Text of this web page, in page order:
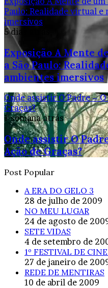
Paulo: Realidade virtual e
imersivos
5 dias atrás
Exposição A Mente
a São Paulo:
ambientes imersivos
Onde assistir O Padre –
Graças?
1 semana atrás
Onde assistir O
Ação de Graças?
Post Popular
A ERA DO GELO 3
28 de julho de 2009
NO MEU LUGAR
24 de agosto de
SETE VIDAS
4 de setembro de
1º FESTIVAL DE
27 de janeiro de
REDE DE MENTIRAS
10 de abril de 2009